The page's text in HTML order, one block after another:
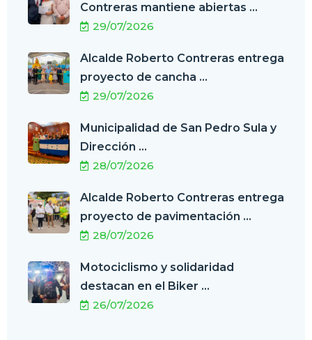
Contreras mantiene abiertas ...
29/07/2026
Alcalde Roberto Contreras entrega
proyecto de cancha ...
29/07/2026
Municipalidad de San Pedro Sula y
Dirección ...
28/07/2026
Alcalde Roberto Contreras entrega
proyecto de pavimentación ...
28/07/2026
Motociclismo y solidaridad
destacan en el Biker ...
26/07/2026